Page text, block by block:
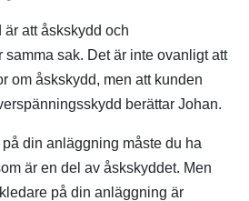
är att åskskydd och
sak. Det är inte ovanligt att
om åskskydd, men att kunden
berättar Johan.
din anläggning måste du ha
är en del av åskskyddet. Men
på din anläggning är